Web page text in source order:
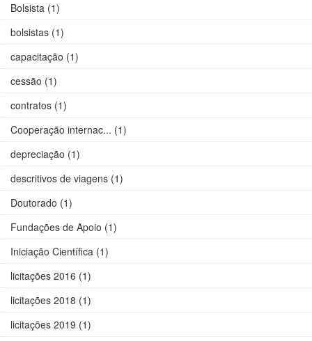
Bolsista (1)
bolsistas (1)
capacitação (1)
cessão (1)
contratos (1)
Cooperação internac... (1)
depreciação (1)
descritivos de viagens (1)
Doutorado (1)
Fundações de Apoio (1)
Iniciação Científica (1)
licitações 2016 (1)
licitações 2018 (1)
licitações 2019 (1)